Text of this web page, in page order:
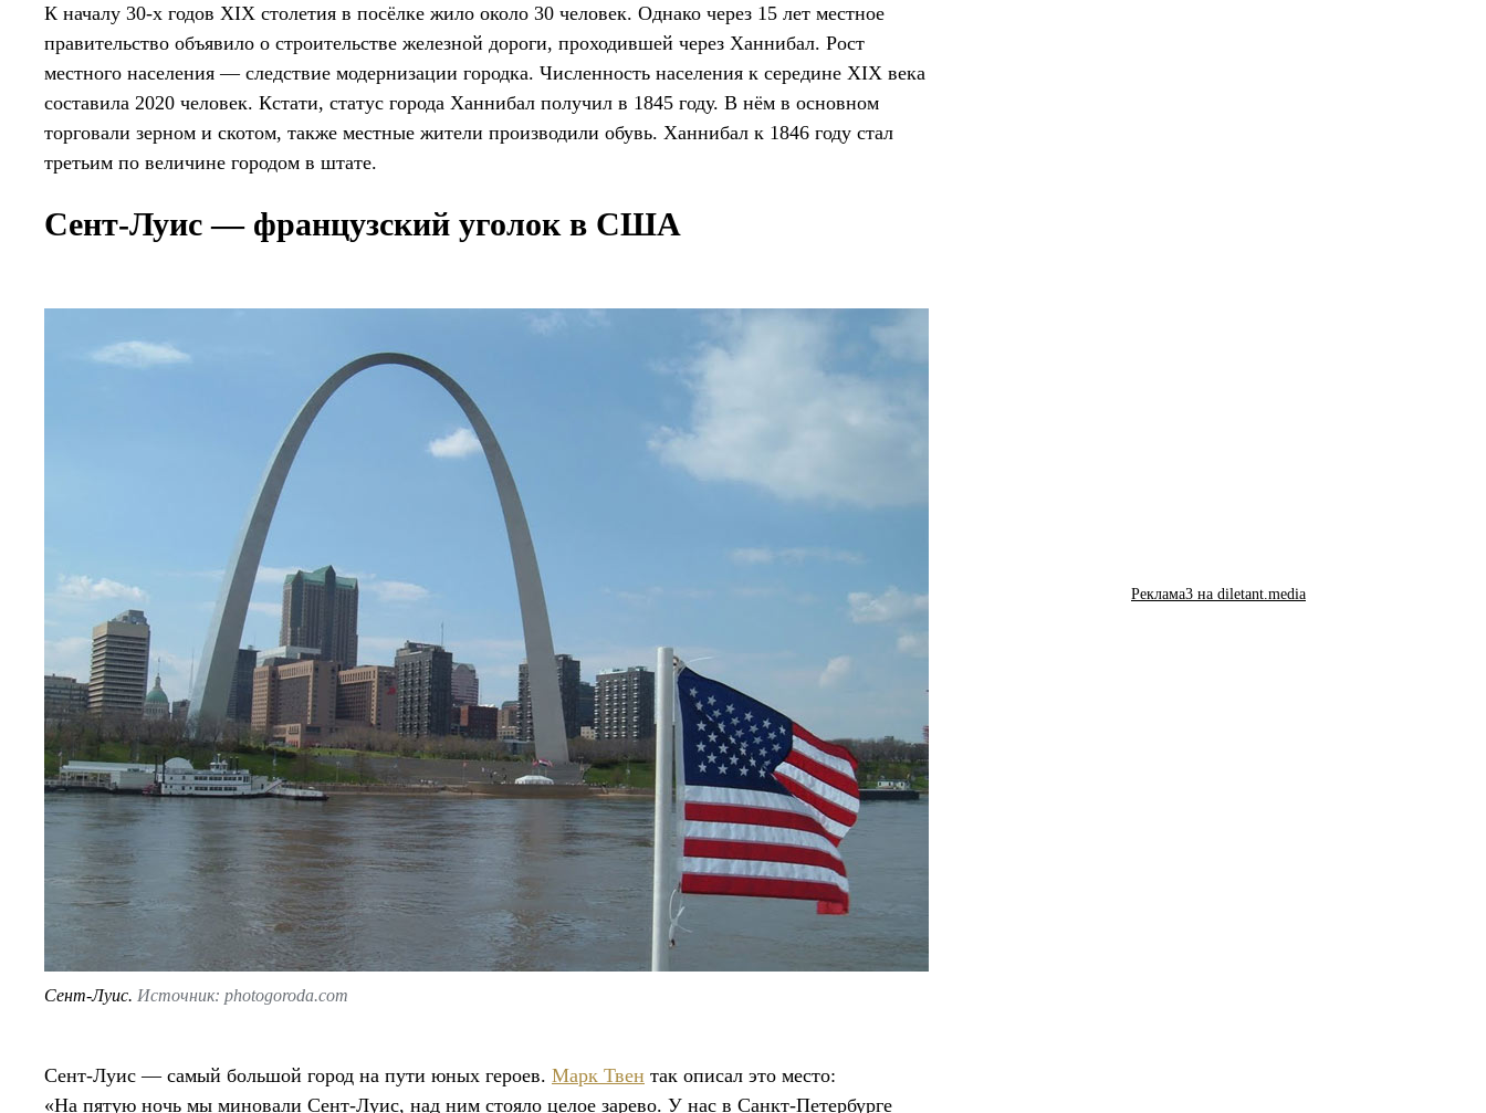
К началу 30-х годов XIX столетия в посёлке жило около 30 человек. Однако через 15 лет местное
правительство объявило о строительстве железной дороги, проходившей через Ханнибал. Рост
местного населения — следствие модернизации городка. Численность населения к середине XIX века
составила 2020 человек. Кстати, статус города Ханнибал получил в 1845 году. В нём в основном
торговали зерном и скотом, также местные жители производили обувь. Ханнибал к 1846 году стал
третьим по величине городом в штате.
Сент-Луис — французский уголок в США
Сент-Луис. Источник: photogoroda.com
Сент-Луис — самый большой город на пути юных героев. Марк Твен так описал это место:
«На пятую ночь мы миновали Сент-Луис, над ним стояло целое зарево. У нас в Санкт-Петербурге
Реклама3 на diletant.media